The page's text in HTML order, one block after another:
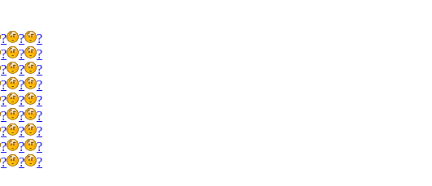
? ?
?
? ?
?
? ?
?
? ?
?
? ?
?
? ?
?
? ?
?
? ?
?
? ?
?